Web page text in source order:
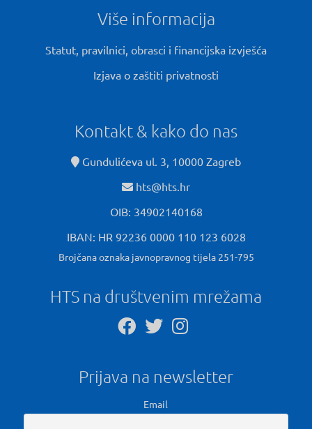
Više informacija
Statut, pravilnici, obrasci i financijska izvješća
Izjava o zaštiti privatnosti
Kontakt & kako do nas
Gundulićeva ul. 3, 10000 Zagreb
hts@hts.hr
OIB: 34902140168
IBAN: HR 92236 0000 110 123 6028
Brojčana oznaka javnopravnog tijela 251-795
HTS na društvenim mrežama
Prijava na newsletter
Email